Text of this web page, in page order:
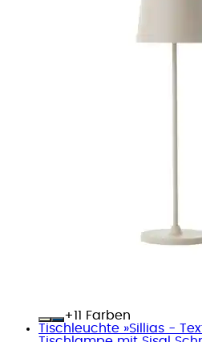
+
Farben
Tischleuchte »Sillias -